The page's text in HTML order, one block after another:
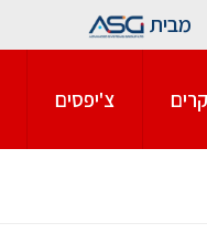
מבית
צ'יפסים